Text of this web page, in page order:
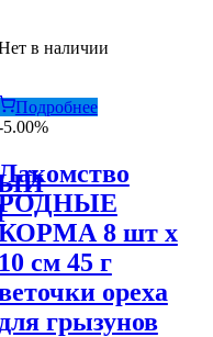
в наличии
Подробнее
5.00%
8 шт х
10 см 45 г
ореха
для грызунов